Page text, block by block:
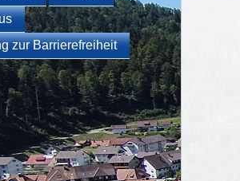
zur Barrierefreiheit